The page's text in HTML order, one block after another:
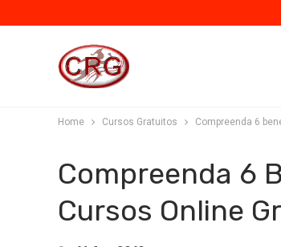
Home Cursos Gratuitos Compreenda 6
Compreenda 6
Cursos Online